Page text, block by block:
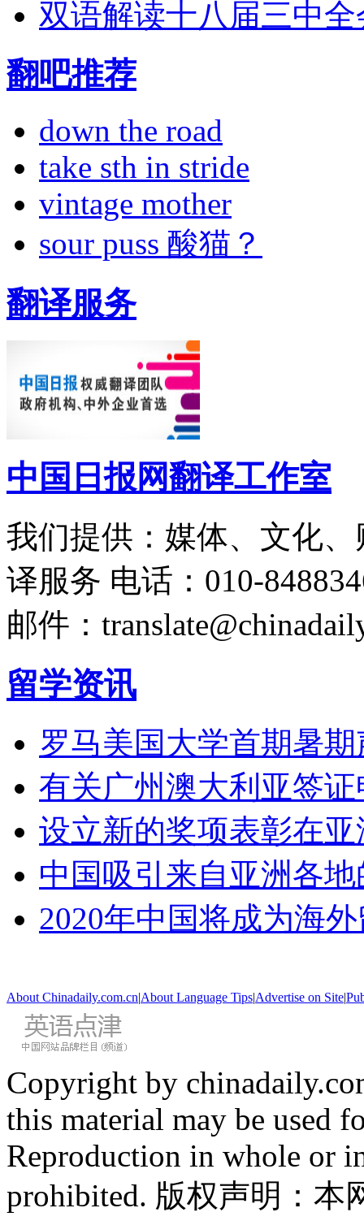
双语解读十八届三中全
翻吧推荐
down the road
take sth in stride
vintage mother
sour puss 酸猫？
翻译服务
中国日报网翻译工作室
我们提供：媒体、文化
译服务 电话：010-
邮件：
留学资讯
罗马美国大学首期暑
有关广州澳大利亚签
设立新的奖项表彰在
中国吸引来自亚洲各
2020年中国将成为海
About Chinadaily.com.cn|About Language Tips|Advertise on Site|
Copyright by
this material may be used
Reproduction in whole or
prohibited. 版权声明：